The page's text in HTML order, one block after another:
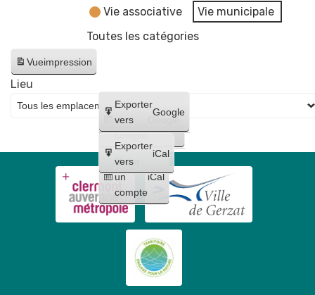
dessinatrice
Vie associative
Vie municipale
Toutes les catégories
Vueimpression
Créer
un
compte
Google
Créer
un
compte
iCal
Exporter
vers
Google
Exporter
vers
iCal
Lieu